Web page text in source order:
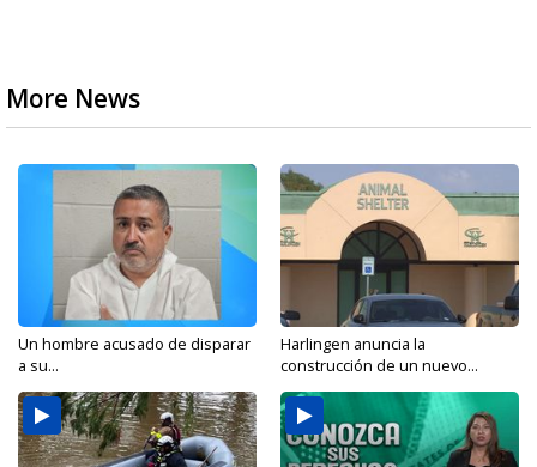
More News
Un hombre acusado de disparar
a su...
Harlingen anuncia la
construcción de un nuevo...